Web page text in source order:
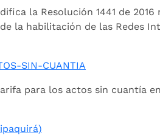
la Resolución 1441 de
la habilitación de las Redes
SIN-CUANTIA
para los actos sin cuantía